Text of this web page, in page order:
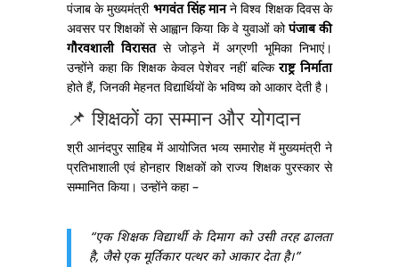
पंजाब के मुख्यमंत्री भगवंत सिंह मानने विश्व शिक्षक दिवस के
अवसर पर शिक्षकों से आह्वान किया कि वे युवाओं कोपंजाब की
गौरवशाली विरासतसे जोड़ने में अग्रणी भूमिका निभाएं।
उन्होंने कहा कि शिक्षक केवल पेशेवर नहीं बल्किराष्ट्र निर्माता
होते हैं, जिनकी मेहनत विद्यार्थियों के भविष्य को आकार देती है।
📌 शिक्षकों का सम्मान और योगदान
श्री आनंदपुर साहिब में आयोजित भव्य समारोह में मुख्यमंत्री ने
प्रतिभाशाली एवं होनहार शिक्षकों को राज्य शिक्षक पुरस्कार से
सम्मानित किया। उन्होंने कहा –
“एक शिक्षक विद्यार्थी के दिमाग को उसी तरह ढालता
है, जैसे एक मूर्तिकार पत्थर को आकार देता है।”